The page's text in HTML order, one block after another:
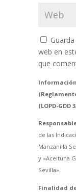
web en
que
(LOPD-GDD
de las
Manzanilla
y «Aceituna
Sevilla».
Finalidad